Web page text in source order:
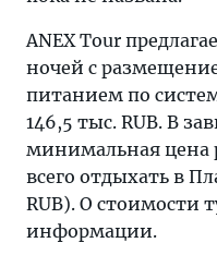
ANEX Tour
ночей с
питанием по
146,5 тыс. RUB. В
минимальная цена
всего отдыхать в
RUB). О стоимости
информации.